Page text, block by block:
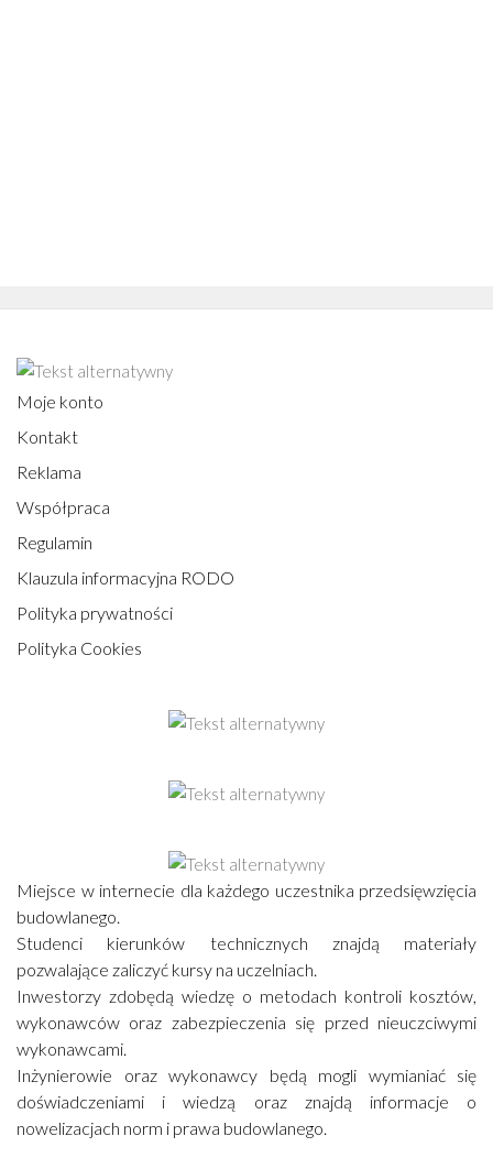
Moje konto
Kontakt
Reklama
Współpraca
Regulamin
Klauzula informacyjna RODO
Polityka prywatności
Polityka Cookies
Miejsce w internecie dla każdego uczestnika przedsięwzięcia
budowlanego.
Studenci kierunków technicznych znajdą materiały
pozwalające zaliczyć kursy na uczelniach.
Inwestorzy zdobędą wiedzę o metodach kontroli kosztów,
wykonawców oraz zabezpieczenia się przed nieuczciwymi
wykonawcami.
Inżynierowie oraz wykonawcy będą mogli wymianiać się
doświadczeniami i wiedzą oraz znajdą informacje o
nowelizacjach norm i prawa budowlanego.